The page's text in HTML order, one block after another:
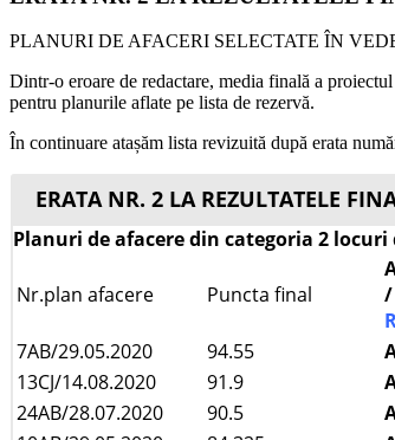
PLANURI DE AFACERI SELECTATE ÎN
Dintr-o eroare de redactare, media finală a
pentru planurile aflate pe lista de rezervă.
În continuare atașăm lista revizuită după erata
ERATA NR. 2 LA REZULTATELE
Planuri de afacere din categoria 2 locuri
Nr.plan afacere Puncta final
/
7AB/29.05.2020
94.55
13CJ/14.08.2020
91.9
24AB/28.07.2020
90.5